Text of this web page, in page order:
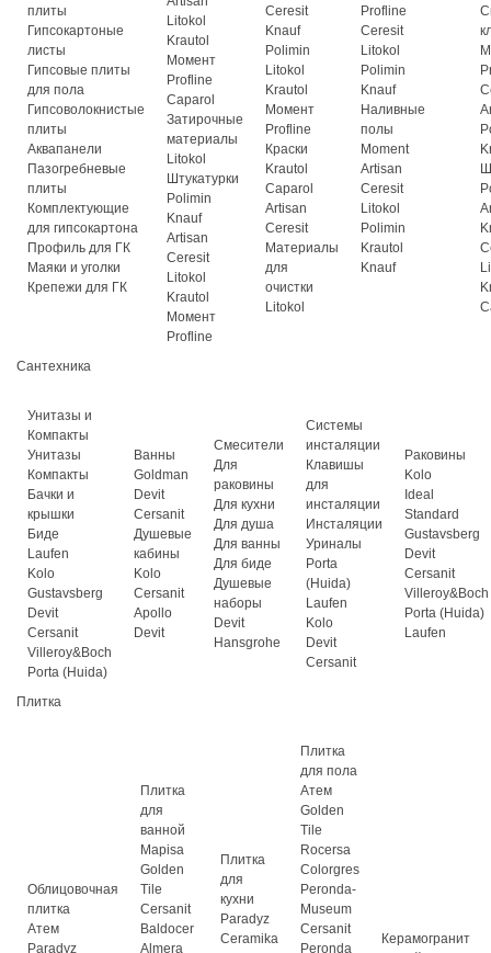
плиты
Гипсокартоные
листы
Гипсовые плиты
для пола
Гипсоволокнистые
плиты
Аквапанели
Пазогребневые
плиты
Комплектующие
для гипсокартона
Профиль для ГК
Маяки и уголки
Крепежи для ГК
Litokol
Krautol
Момент
Profline
Caparol
Затирочные
материалы
Litokol
Штукатурки
Polimin
Knauf
Artisan
Ceresit
Litokol
Krautol
Момент
Profline
Ceresit
Knauf
Polimin
Litokol
Krautol
Момент
Profline
Краски
Krautol
Caparol
Artisan
Ceresit
Материалы
для
очистки
Litokol
Profline
Ceresit
Litokol
Polimin
Knauf
Наливные
полы
Moment
Artisan
Ceresit
Litokol
Polimin
Krautol
Knauf
Сантехника
Унитазы и
Компакты
Унитазы
Компакты
Бачки и
крышки
Биде
Laufen
Kolo
Gustavsberg
Devit
Cersanit
Villeroy&Boch
Porta (Huida)
Ванны
Goldman
Devit
Cersanit
Душевые
кабины
Kolo
Cersanit
Apollo
Devit
Смесители
Для
раковины
Для кухни
Для душа
Для ванны
Для биде
Душевые
наборы
Devit
Hansgrohe
Системы
инсталяции
Клавишы
для
инсталяции
Инсталяции
Уриналы
Porta
(Huida)
Laufen
Kolo
Devit
Cersanit
Раковины
Kolo
Ideal
Standard
Gustavsberg
Devit
Cersanit
Villeroy&Boch
Porta (Huida)
Laufen
Плитка
Облицовочная
плитка
Атем
Paradyz
Плитка
для
ванной
Mapisa
Golden
Tile
Cersanit
Baldocer
Almera
Плитка
для
кухни
Paradyz
Ceramika
Плитка
для пола
Атем
Golden
Tile
Rocersa
Colorgres
Peronda-
Museum
Cersanit
Peronda
Керамогранит